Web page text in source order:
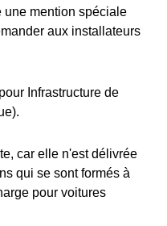
une mention spéciale
aux installateurs
Infrastructure de
car elle n'est délivrée
qui se sont formés à
pour voitures